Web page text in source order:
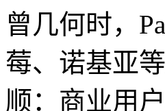
曾几何时，
莓、诺基亚
顺：商业用